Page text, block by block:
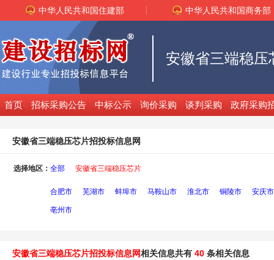
中华人民共和国住建部 中华人民共和国商务部
安徽省三端稳
首页 招标采购公告 中标公示 询价采购 谈判采购 政府采购
安徽省三端稳压芯片招投标信息网
选择地区： 全部 安徽省三端稳压芯片
合肥市 芜湖市 蚌埠市 马鞍山市 淮北市 铜陵市 安庆市
亳州市
安徽省三端稳压芯片招投标信息网相关信息共有 40 条相关信息